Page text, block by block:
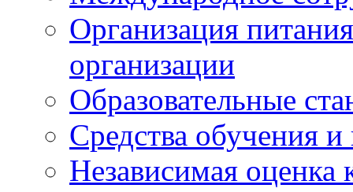
Организация
организации
Образовательные
Средства обучения и
Независимая оценка